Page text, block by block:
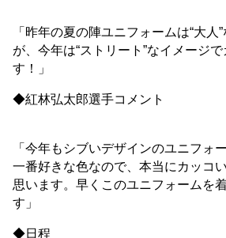
「昨年の夏の陣ユニフォームは“大人
が、今年は“ストリート”なイメージ
す！」
◆紅林弘太郎選手コメント
「今年もシブいデザインのユニフォ
一番好きな色なので、本当にカッコ
思います。早くこのユニフォームを
す」
◆日程